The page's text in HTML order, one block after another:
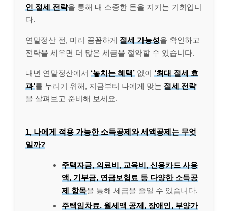
인 절세 전략을 통해 내 소중한 돈을 지키는 기회입니
다.
연말정산 전, 미리 꼼꼼하게 절세 가능성을 확인하고
전략을 세우면 더 많은 세금을 절약할 수 있습니다.
내년 연말정산에서 ‘놓치는 혜택’ 없이 ‘최대 절세 효
과’를 누리기 위해, 지금부터 나에게 맞는 절세 전략
을 살펴보고 준비해 보세요.
1, 나에게 적용 가능한 소득공제와 세액공제는 무엇
일까?
주택자금, 의료비, 교육비, 신용카드 사용
액, 기부금, 연금보험료 등 다양한 소득공
제 항목을 통해 세금을 줄일 수 있습니다.
주택임차료, 월세액 공제, 장애인, 부양가